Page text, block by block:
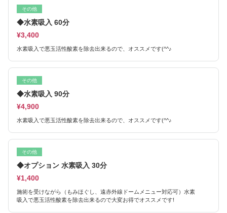
その他
◆水素吸入 60分
¥3,400
水素吸入で悪玉活性酸素を除去出来るので、オススメです(^^♪
その他
◆水素吸入 90分
¥4,900
水素吸入で悪玉活性酸素を除去出来るので、オススメです(^^♪
その他
◆オプション 水素吸入 30分
¥1,400
施術を受けながら（もみほぐし、遠赤外線ドームメニュー対応可）水素
吸入で悪玉活性酸素を除去出来るので大変お得でオススメです!